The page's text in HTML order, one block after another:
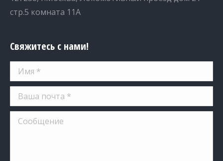
стр.5 комната 11А
Свяжитесь с нами!
Имя *
Ваша почта *
Сообщение